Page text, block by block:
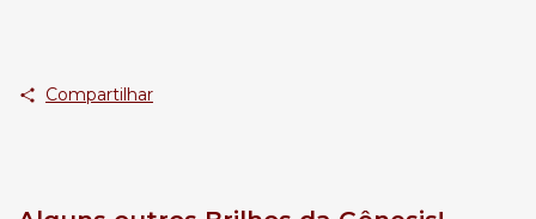
Compartilhar